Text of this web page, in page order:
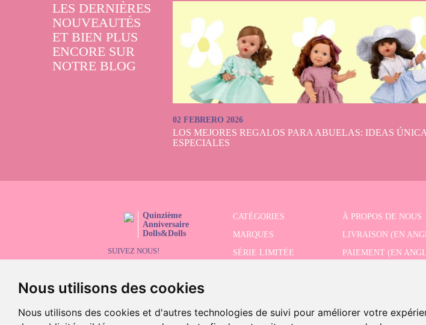
Nous utilisons des cookies
Nous utilisons des cookies et d'autres technologies de suivi pour améliorer votre
LES DERNIÈRES
NOUVEAUTÉS
ET BIEN PLUS
ENCORE SUR
NOTRE BLOG
02 FEBRERO 2026
LOS MEJORES REGALOS PARA ABUELAS: IDEAS
ESPECIALES
Quinzième
Anniversaire
Dolls&Dolls
SUIVEZ NOUS!
CATÉGORIES
À PROPOS DE NOUS
MARQUES
LIVRAISON (EN
SÉRIE LIMITÉE
PAIEMENT (EN